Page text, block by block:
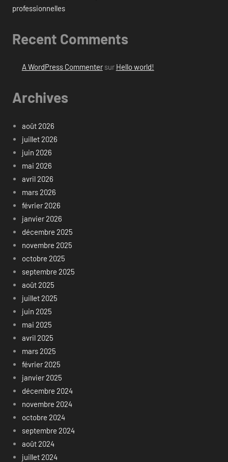
professionnelles
Recent Comments
A WordPress Commentersur Hello world!
Archives
août 2026
juillet 2026
juin 2026
mai 2026
avril 2026
mars 2026
février 2026
janvier 2026
décembre 2025
novembre 2025
octobre 2025
septembre 2025
août 2025
juillet 2025
juin 2025
mai 2025
avril 2025
mars 2025
février 2025
janvier 2025
décembre 2024
novembre 2024
octobre 2024
septembre 2024
août 2024
juillet 2024